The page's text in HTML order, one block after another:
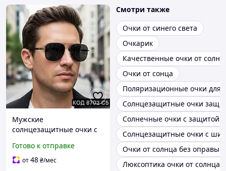
Мужские
солнцезащитные очки с
авиаторы, пластиковая
оправа 8702 С5
Готово к отправке
от48₴/мес
Смотри также
Очки от синего света
Очкарик
Качественные очки от
Очки от сонца
Поляризационные очки для
Солнцезащитные очки
Солнечные очки с защитой
Солнцезащитные очки с
Очки от солнца без оправы
Люксоптика очки от солнца